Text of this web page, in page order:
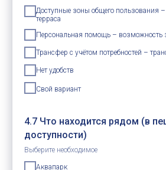
Доступные зоны общего пользования –
терраса
Персональная помощь – возможность
Трансфер с учётом потребностей –
Нет удобств
Свой вариант
4.7 Что находится рядом (в
доступности)
Выберите необходимое
Аквапарк